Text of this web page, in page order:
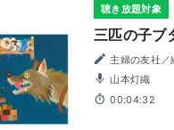
聴き放題対象
三匹の子ブ
主婦の友社／
山本灯織
00:04:32